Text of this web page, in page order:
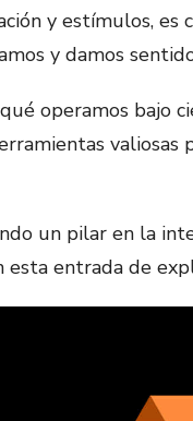
y estímulos, es
y damos
operamos bajo
valiosas
un pilar en la
esta entrada de